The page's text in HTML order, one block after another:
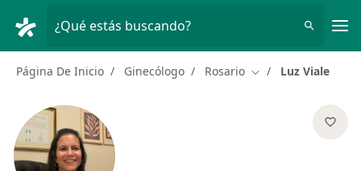
¿Qué estás buscando?
Página De Inicio Ginecólogo Rosario Cambiar de ciudad
Luz Viale